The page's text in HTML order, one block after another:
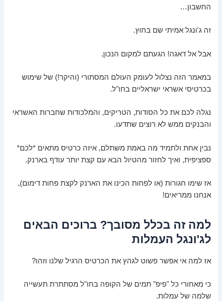
החשבון…
זה ג'ונגל אמיתי שם בחוץ.
אבל אל דאגה! הגעתם למקום הנכון.
במאמר הזה נצלול לעומק העולם המסתורי (והיקר!) של שימוש
בכרטיסי אשראי ישראליים בחו"ל.
נגלה לכם את כל הסודות, הטריקים, והמלכודות שחברות האשראי
והבנקים ממש לא רוצים שתדעו.
נבין אחת ולתמיד מה באמת משתלם, איזה כרטיס מתאים *לכם*
ספציפית, ואיך לחזור מהטיול הבא עם קצת יותר עודף בארנק.
אז שימו חגורות (או לפחות הכינו את הארנק לקצת פחות דימום),
אנחנו ממריאים!
למה זה בכלל מסובך? ברוכים הבאים
לג'ונגל העמלות
אז למה אי אפשר פשוט לגהץ את הכרטיס הרגיל שלנו וזהו?
כי מאחורי כל "פיפ" תמים של הקופה בחו"ל מסתתרת תעשייה
שלמה של עמלות.